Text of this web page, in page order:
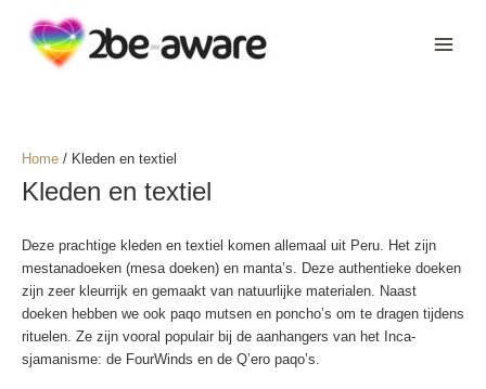
Home / Kleden en textiel
Kleden en textiel
Deze prachtige kleden en textiel komen allemaal uit Peru. Het zijn
mestanadoeken (mesa doeken) en manta’s. Deze authentieke doeken
zijn zeer kleurrijk en gemaakt van natuurlijke materialen. Naast
doeken hebben we ook paqo mutsen en poncho’s om te dragen tijdens
rituelen. Ze zijn vooral populair bij de aanhangers van het Inca-
sjamanisme: de FourWinds en de Q’ero paqo’s.